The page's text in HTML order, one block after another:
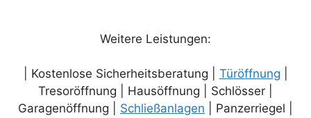
Weitere Leistungen:
| Kostenlose Sicherheitsberatung | Türöffnung
Tresoröffnung | Hausöffnung | Schlösser |
Garagenöffnung | Schließanlagen | Panzerriegel |